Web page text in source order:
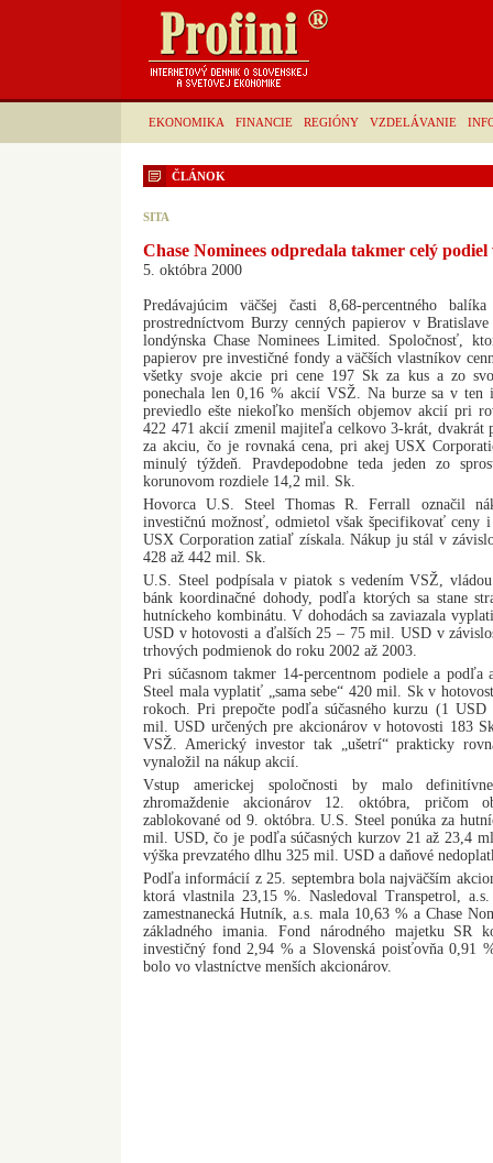
EKONOMIKA FINANCIE REGIÓNY VZDELÁVANIE
ČLÁNOK
SITA
Chase Nominees odpredala takmer celý podiel
5. októbra 2000
Predávajúcim väčšej časti 8,68-percentného
prostredníctvom Burzy cenných papierov v
londýnska Chase Nominees Limited. Spoločnosť,
papierov pre investičné fondy a väčších vlastníkov
všetky svoje akcie pri cene 197 Sk za kus a zo
ponechala len 0,16 % akcií VSŽ. Na burze sa v ten
previedlo ešte niekoľko menších objemov akcií pri
422 471 akcií zmenil majiteľa celkovo 3-krát, dvakrát
za akciu, čo je rovnaká cena, pri akej USX
minulý týždeň. Pravdepodobne teda jeden zo
korunovom rozdiele 14,2 mil. Sk.
Hovorca U.S. Steel Thomas R. Ferrall označil
investičnú možnosť, odmietol však špecifikovať ceny
USX Corporation zatiaľ získala. Nákup ju stál v
428 až 442 mil. Sk.
U.S. Steel podpísala v piatok s vedením VSŽ,
bánk koordinačné dohody, podľa ktorých sa stane
hutníckeho kombinátu. V dohodách sa zaviazala
USD v hotovosti a ďalších 25 – 75 mil. USD v
trhových podmienok do roku 2002 až 2003.
Pri súčasnom takmer 14-percentnom podiele a
Steel mala vyplatiť „sama sebe“ 420 mil. Sk v
rokoch. Pri prepočte podľa súčasného kurzu (1
mil. USD určených pre akcionárov v hotovosti 183
VSŽ. Americký investor tak „ušetrí“ prakticky
vynaložil na nákup akcií.
Vstup americkej spoločnosti by malo
zhromaždenie akcionárov 12. októbra, pričom
zablokované od 9. októbra. U.S. Steel ponúka za
mil. USD, čo je podľa súčasných kurzov 21 až 23,4
výška prevzatého dlhu 325 mil. USD a daňové
Podľa informácií z 25. septembra bola najväčším
ktorá vlastnila 23,15 %. Nasledoval Transpetrol,
zamestnanecká Hutník, a.s. mala 10,63 % a Chase
základného imania. Fond národného majetku SR
investičný fond 2,94 % a Slovenská poisťovňa 0,91
bolo vo vlastníctve menších akcionárov.